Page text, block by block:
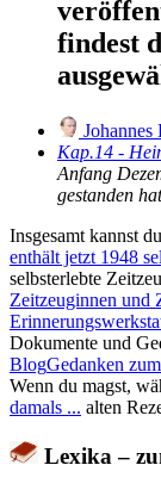
findest
Johannes
Kap.14 -
Anfang
gestanden
Insgesamt kannst
enthält jetzt 1948
selbsterlebte
Zeitzeuginnen und
Dokumente und
BlogGedanken
Wenn du magst,
damals ... alten
Lexika –